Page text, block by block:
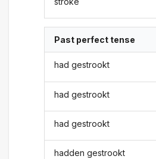
Past perfect tense
had gestrookt
had gestrookt
had gestrookt
hadden gestrookt